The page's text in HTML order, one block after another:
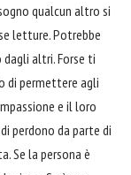
qualcun altro si
letture. Potrebbe
altri. Forse ti
di permettere agli
e il loro
perdono da parte di
Se la persona è